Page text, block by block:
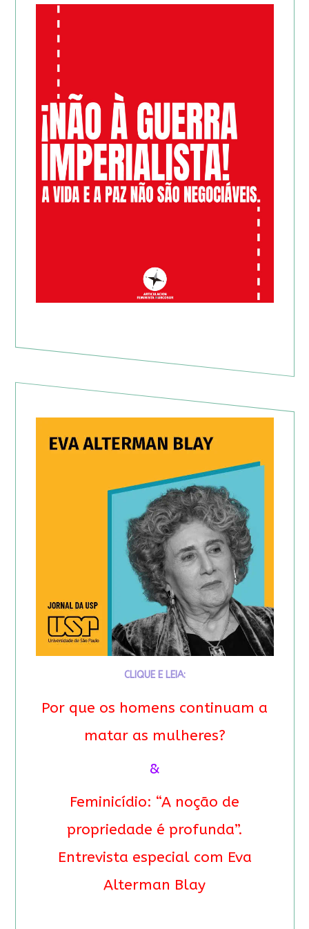
CLIQUE E LEIA:
Por que os homens continuam a
matar as mulheres?
&
Feminicídio: “A noção de
propriedade é profunda”.
Entrevista especial com Eva
Alterman Blay